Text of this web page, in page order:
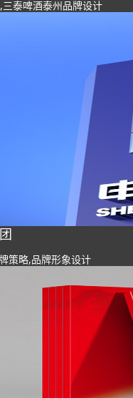
泰啤酒泰州品牌设计
策略,品牌形象设计